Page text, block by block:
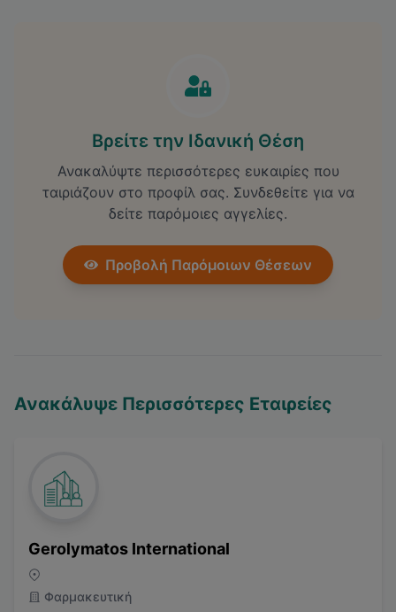
Βρείτε την Ιδανική Θέση
Ανακαλύψτε περισσότερες ευκαιρίες που
ταιριάζουν στο προφίλ σας. Συνδεθείτε για να
δείτε παρόμοιες αγγελίες.
Προβολή Παρόμοιων Θέσεων
Ανακάλυψε Περισσότερες Εταιρείες
Gerolymatos International
Φαρμακευτική